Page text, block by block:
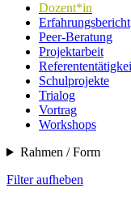
Dozent*in
Erfahrungsbericht
Peer-Beratung
Projektarbeit
Schulprojekte
Trialog
Vortrag
Workshops
Rahmen / Form
Filter aufheben